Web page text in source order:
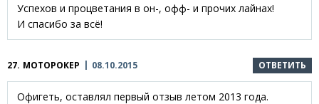
Успехов и процветания в он-, офф- и прочих лайнах!
И спасибо за всё!
27. МОТОРОКЕР 08.10.2015 ОТВЕТИТЬ
Офигеть, оставлял первый отзыв летом 2013 года.